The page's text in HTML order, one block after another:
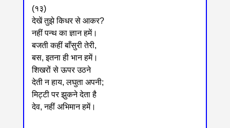
(१३)
देखें तुझे किधर से आकर?
नहीं पन्थ का ज्ञान हमें।
बजती कहीं बाँसुरी तेरी,
बस, इतना ही भान हमें।
शिखरों से ऊपर उठने
देती न हाय, लघुता अपनी;
मिट्टी पर झुकने देता है
देव, नहीं अभिमान हमें।